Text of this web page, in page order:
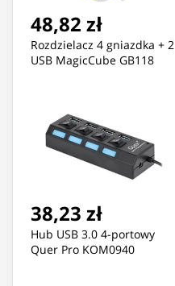
48,82 zł
Rozdzielacz 4 gniazdka + 2
USB MagicCube GB118
38,23 zł
Hub USB 3.0 4-portowy
Quer Pro KOM0940